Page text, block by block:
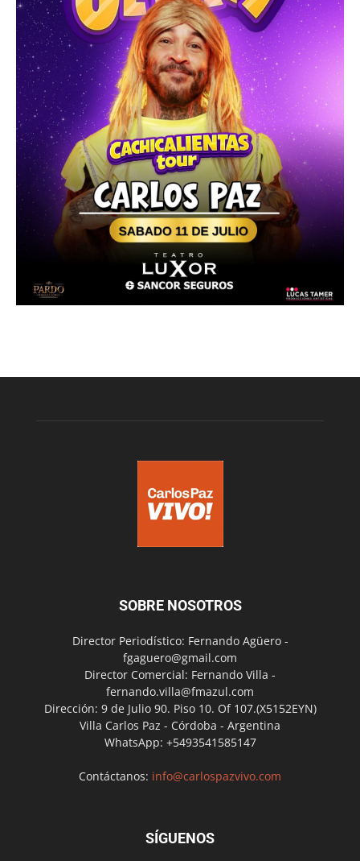
SOBRE NOSOTROS
Director Periodístico: Fernando Agüero -
fgaguero@gmail.com
Director Comercial: Fernando Villa -
fernando.villa@fmazul.com
Dirección: 9 de Julio 90. Piso 10. Of 107.(X5152EYN)
Villa Carlos Paz - Córdoba - Argentina
WhatsApp: +5493541585147
Contáctanos: info@carlospazvivo.com
SÍGUENOS